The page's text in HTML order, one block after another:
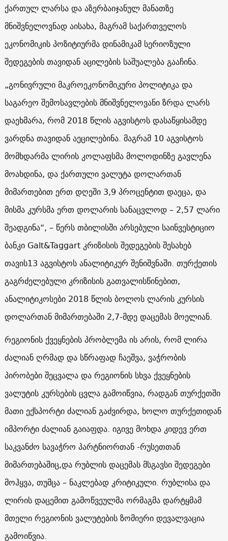
ქართულ ლარსა და აზერბაიჯანულ მანათზე
მნიშვნელოვნად აისახა, მაგრამ საქართველოს
ეკონომიკის პოზიტიურმა დინამიკამ სერიოზული
შედეგების თავიდან აცილების საშუალება გააჩინა.
„გონივრული მაკროეკონომიკური პოლიტიკა და
საგარეო შემოსავლების მნიშვნელოვანი ზრდა ლარს
დაეხმარა, რომ 2018 წლის აგვისტოს დასაწყისამდე
ვარდნა თავიდან აეცილებინა. მაგრამ 10 აგვისტოს
მომხდარმა ლირის კოლაფსმა მოლოდინზე გავლენა
მოახდინა, და ქართული ვალუტა დოლართან
მიმართებით ერთ დღეში 3,9 პროცენტით დაეცა, და
მისმა კურსმა ერთ დოლარის სანაცვლოდ – 2,57 ლარი
შეადგინა“, – წერს თბილისში არსებული საინვესტიციო
ბანკი Galt&Taggartკრიზისის შედეგების შესახებ
თავის13 აგვისტოს ანალიტიკურ შენიშვნაში. თურქეთის
გაგრძელებული კრიზისის გათვალისწინებით,
ანალიტიკოსები 2018 წლის ბოლოს ლარის კურსის
დოლართან მიმართებაში 2,7-მდე დაცემას მოელიან.
რეგიონის ქვეყნების პრობლემა ის არის, რომ ლირა
ძალიან ღრმად და სწრაფად ჩაეშვა, ვაჭრობის
პირობები შეცვალა და რეგიონის სხვა ქვეყნების
ვალუტის კურსების ცვლა გამოიწვია, რადგან თურქეთში
მათი ექსპორტი ძალიან გაძვირდა, ხოლო თურქეთიდან
იმპორტი ძალიან გაიაფდა. იგივე მოხდა კიდევ ერთ
საკვანძო სავაჭრო პარტნიორთან -რუსეთთან
მიმართებაშიც,და რუბლის დაცემას მსგავსი შედეგები
მოჰყვა, თუმცა – ნაკლებად კრიტიკული. რუბლისა და
ლირის დაცემით გამოწვეულმა ორმაგმა დარტყმამ
მთელი რეგიონის ვალუტების ზომიერი დევალვაცია
გამოიწვია.